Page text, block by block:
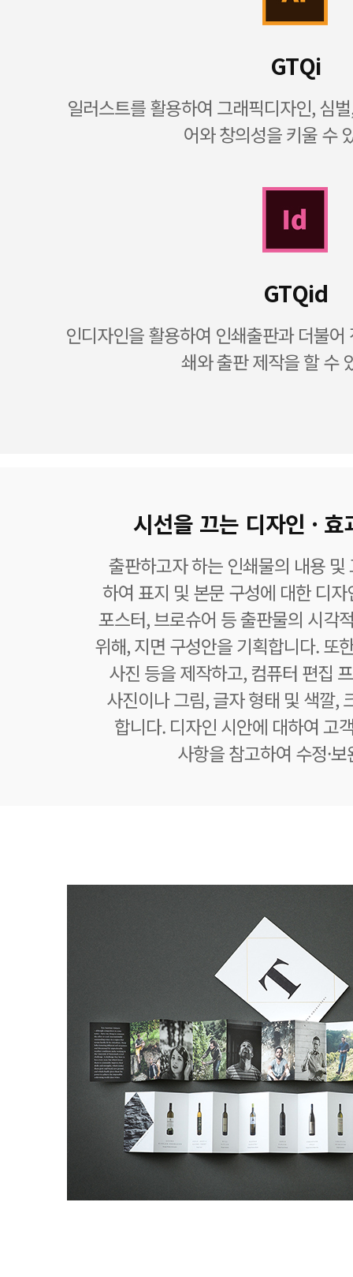
GTQi
일러스트를 활용하여 그래픽디자인, 심
어와 창의성을 키울 수
GTQid
인디자인을 활용하여 인쇄출판과 더불
쇄와 출판 제작을 할 수
시선을 끄는 디자인 ·
출판하고자 하는 인쇄물의 내용 및
하여 표지 및 본문 구성에 대한 디
포스터, 브로슈어 등 출판물의 시각
위해, 지면 구성안을 기획합니다. 또
사진 등을 제작하고, 컴퓨터 편집
사진이나 그림, 글자 형태 및 색깔,
합니다. 디자인 시안에 대하여 고
사항을 참고하여 수정·